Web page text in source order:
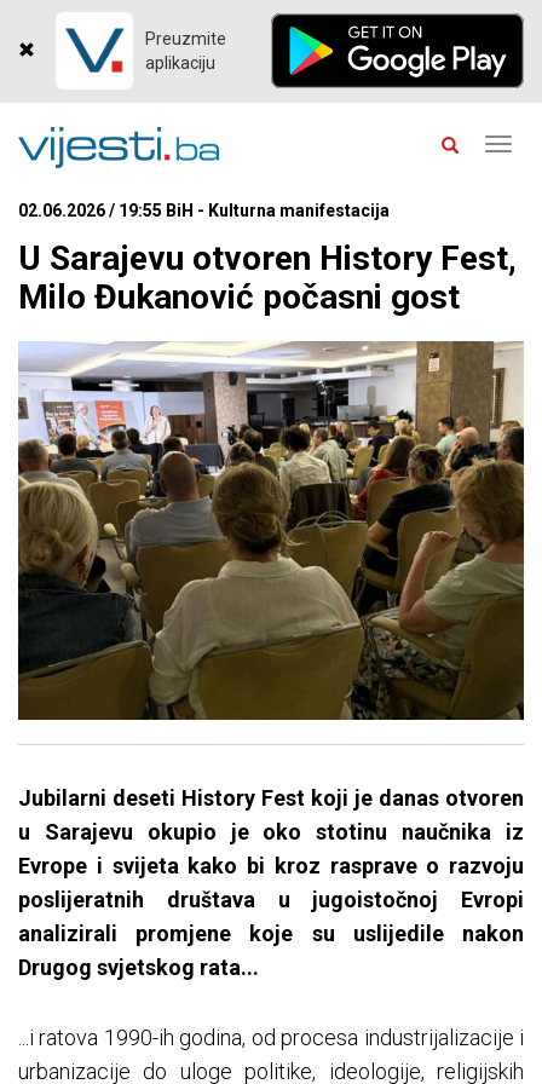
Preuzmite
aplikaciju
02.06.2026 / 19:55 BiH - Kulturna manifestacija
U Sarajevu otvoren History Fest,
Milo Đukanović počasni gost
Jubilarni deseti History Fest koji je danas otvoren
u Sarajevu okupio je oko stotinu naučnika iz
Evrope i svijeta kako bi kroz rasprave o razvoju
poslijeratnih društava u jugoistočnoj Evropi
analizirali promjene koje su uslijedile nakon
Drugog svjetskog rata...
...i ratova 1990-ih godina, od procesa industrijalizacije i
urbanizacije do uloge politike, ideologije, religijskih